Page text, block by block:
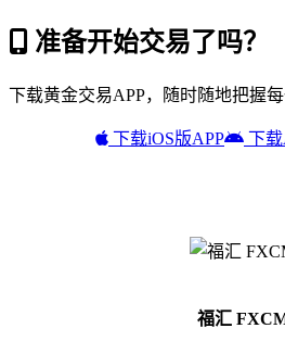
准备开始交易了吗？
下载黄金交易APP，随时随地把握
下载iOS版APP 下
福汇